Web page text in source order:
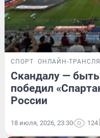
СПОРТ ОНЛАЙН-
Скандалу —
победил
России
18 июля, 2026, 23:30 124